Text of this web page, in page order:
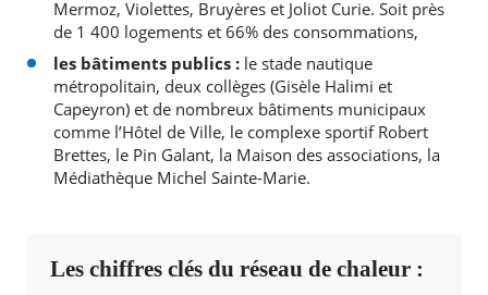
Mermoz, Violettes, Bruyères et Joliot Curie. Soit près
de 1 400 logements et 66% des consommations,
les bâtiments publics :le stade nautique
métropolitain, deux collèges (Gisèle Halimi et
Capeyron) et de nombreux bâtiments municipaux
comme l’Hôtel de Ville, le complexe sportif Robert
Brettes, le Pin Galant, la Maison des associations, la
Médiathèque Michel Sainte-Marie.
Les chiffres clés du réseau de chaleur :